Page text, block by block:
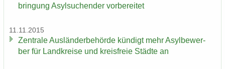
brin­gung Asyl­su­chen­der vor­be­rei­tet
11.11.2015
Zen­tra­le Aus­län­der­be­hör­de kün­digt mehr Asyl­be­wer­
ber für Land­krei­se und kreis­freie Städ­te an